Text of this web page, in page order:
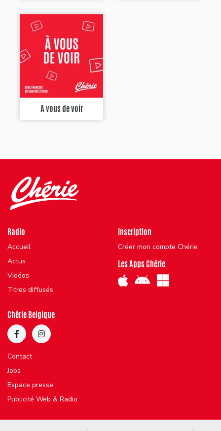
A vous de voir
Radio
Accueil
Actus
Vidéos
Titres diffusés
Inscription
Créer mon compte Chérie
Les Apps Chérie
Chérie Belgique
Contact
Jobs
Espace presse
Publicité Web & Radio